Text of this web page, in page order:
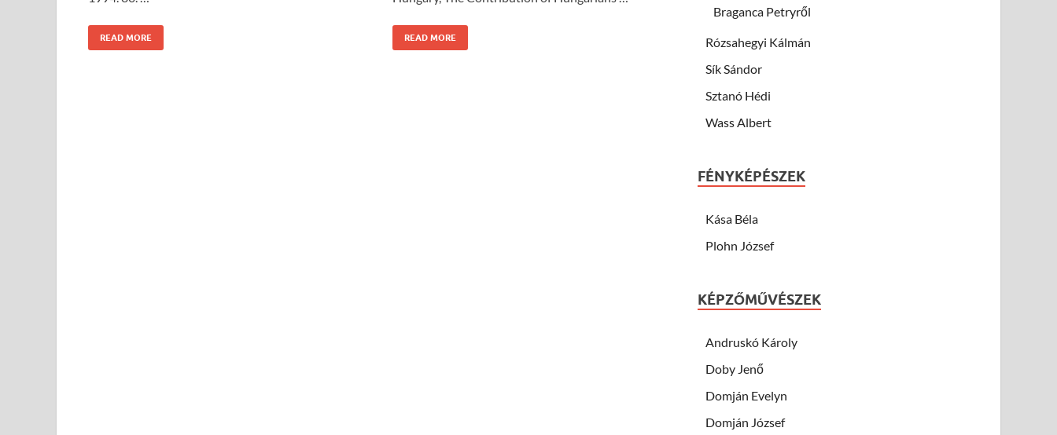
READ MORE READ MORE
Braganca Petryről
Rózsahegyi Kálmán
Sík Sándor
Sztanó Hédi
Wass Albert
FÉNYKÉPÉSZEK
Kása Béla
Plohn József
KÉPZŐMŰVÉSZEK
Andruskó Károly
Doby Jenő
Domján Evelyn
Domján József